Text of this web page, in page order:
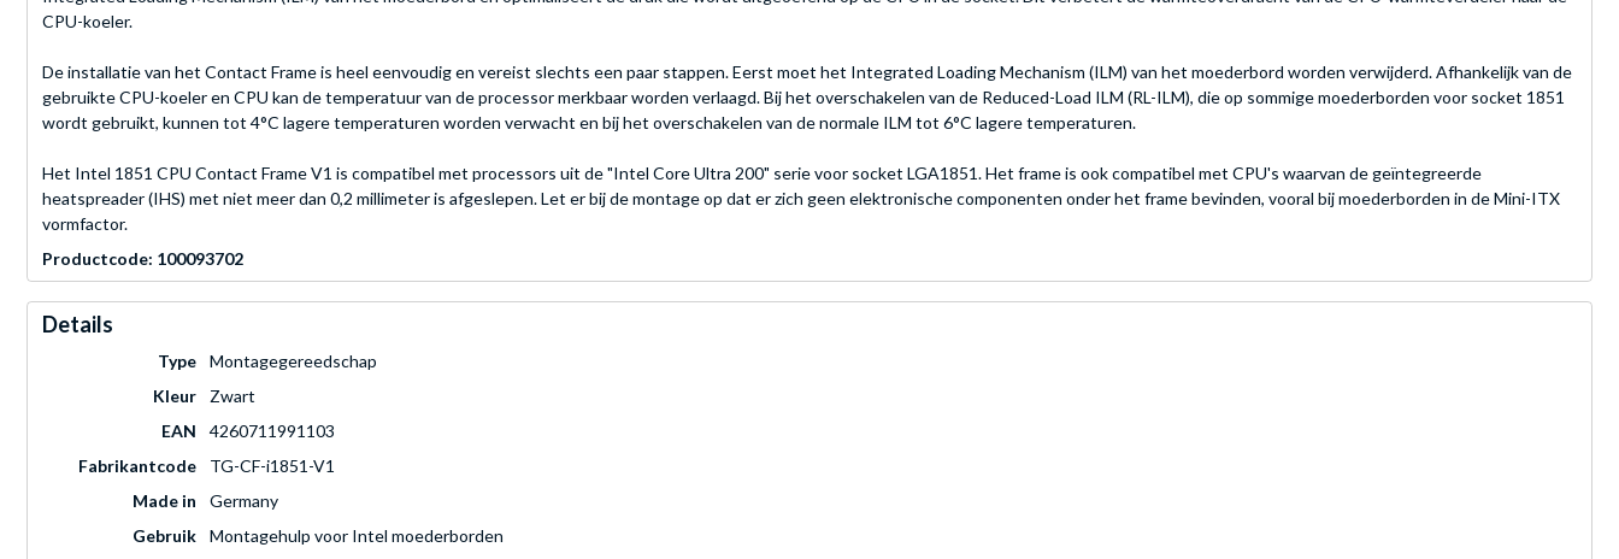
CPU-koeler.
De installatie van het Contact Frame is heel eenvoudig en vereist slechts een paar stappen. Eerst moet het Integrated Loading Mechanism (ILM) van het moederbord worden verwijderd. Afhankelijk van de
gebruikte CPU-koeler en CPU kan de temperatuur van de processor merkbaar worden verlaagd. Bij het overschakelen van de Reduced-Load ILM (RL-ILM), die op sommige moederborden voor socket 1851
wordt gebruikt, kunnen tot 4°C lagere temperaturen worden verwacht en bij het overschakelen van de normale ILM tot 6°C lagere temperaturen.
Het Intel 1851 CPU Contact Frame V1 is compatibel met processors uit de "Intel Core Ultra 200" serie voor socket LGA1851. Het frame is ook compatibel met CPU's waarvan de geïntegreerde
heatspreader (IHS) met niet meer dan 0,2 millimeter is afgeslepen. Let er bij de montage op dat er zich geen elektronische componenten onder het frame bevinden, vooral bij moederborden in de Mini-ITX
vormfactor.
Productcode: 100093702
Details
Type
Montagegereedschap
Kleur
Zwart
EAN
4260711991103
Fabrikantcode
TG-CF-i1851-V1
Made in
Germany
Gebruik
Montagehulp voor Intel moederborden